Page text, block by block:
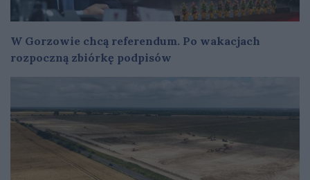
W Gorzowie chcą referendum. Po wakacjach
rozpoczną zbiórkę podpisów